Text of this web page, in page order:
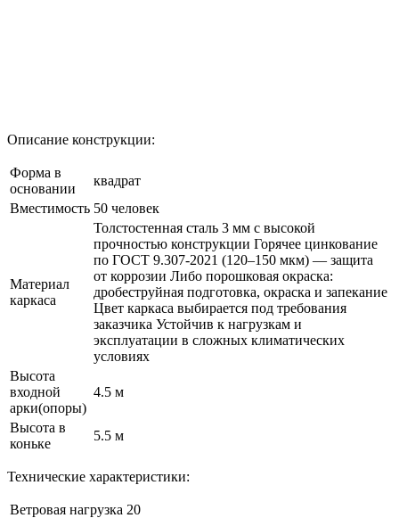
Описание конструкции:
Форма в
основании
квадрат
Вместимость 50 человек
Материал
каркаса
Толстостенная сталь 3 мм с высокой
прочностью конструкции Горячее цинкование
по ГОСТ 9.307-2021 (120–150 мкм) — защита
от коррозии Либо порошковая окраска:
дробеструйная подготовка, окраска и запекание
Цвет каркаса выбирается под требования
заказчика Устойчив к нагрузкам и
эксплуатации в сложных климатических
условиях
Высота
входной
арки(опоры)
4.5 м
Высота в
коньке
5.5 м
Технические характеристики:
Ветровая нагрузка 20